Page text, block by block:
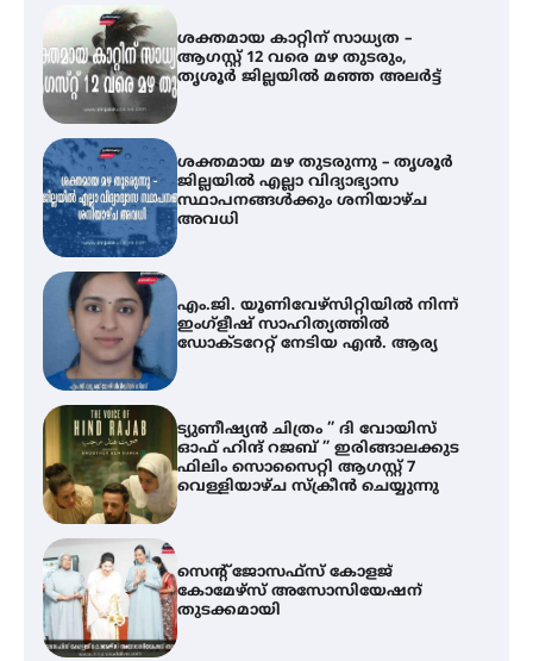
ശക്തമായ കാറ്റിന് സാധ്യത –
ആഗസ്റ്റ് 12 വരെ മഴ തുടരും,
തൃശൂർ ജില്ലയിൽ മഞ്ഞ അലർട്ട്
ശക്തമായ മഴ തുടരുന്നു – തൃശൂർ
ജില്ലയിൽ എല്ലാ വിദ്യാഭ്യാസ
സ്ഥാപനങ്ങൾക്കും ശനിയാഴ്ച
അവധി
എം.ജി. യൂണിവേഴ്‌സിറ്റിയിൽ നിന്ന്
ഇംഗ്ളീഷ് സാഹിത്യത്തിൽ
ഡോക്ടറേറ്റ് നേടിയ എൻ. ആര്യ
ട്യുണീഷ്യൻ ചിത്രം ” ദി വോയിസ്
ഓഫ് ഹിന്ദ് റജബ് ” ഇരിങ്ങാലക്കുട
ഫിലിം സൊസൈറ്റി ആഗസ്റ്റ് 7
വെള്ളിയാഴ്ച സ്‌ക്രീൻ ചെയ്യുന്നു
സെന്റ് ജോസഫ്സ് കോളജ്
കോമേഴ്‌സ് അസോസിയേഷന്
തുടക്കമായി